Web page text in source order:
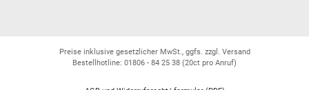
Preise inklusive gesetzlicher MwSt., ggfs. zzgl. Versand
Bestellhotline: 01806 - 84 25 38 (20ct pro Anruf)